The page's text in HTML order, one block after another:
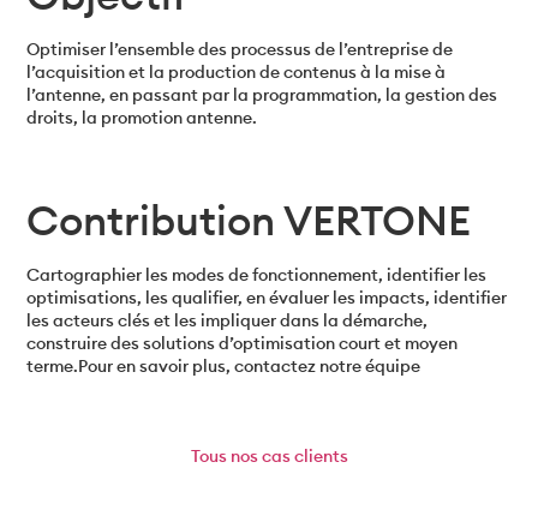
Optimiser l’ensemble des processus de l’entreprise de
l’acquisition et la production de contenus à la mise à
l’antenne, en passant par la programmation, la gestion des
droits, la promotion antenne.
Contribution VERTONE
Cartographier les modes de fonctionnement, identifier les
optimisations, les qualifier, en évaluer les impacts, identifier
les acteurs clés et les impliquer dans la démarche,
construire des solutions d’optimisation court et moyen
terme.Pour en savoir plus, contactez notre équipe
Tous nos cas clients